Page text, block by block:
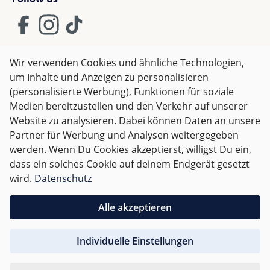
AGB Impressum
Datenschutz
Widerrufsrecht
Alle Preise inkl. gesetzl. Mehrwertsteuer zzgl.Versandkosten
und ggf. Nachnahmegebühren, wenn nicht anders
angegeben.
Für Österreich sind Bestellungen ab 50,- EUR
versandkostenfrei.
Für andere Länder wird nachGewicht abgerechnet
Wir verwenden Cookies und ähnliche Technologien,
um Inhalte und Anzeigen zu personalisieren
(personalisierte Werbung), Funktionen für soziale
Medien bereitzustellen und den Verkehr auf unserer
Website zu analysieren. Dabei können Daten an unsere
Partner für Werbung und Analysen weitergegeben
werden. Wenn Du Cookies akzeptierst, willigst Du ein,
dass ein solches Cookie auf deinem Endgerät gesetzt
wird. Datenschutz
Individuelle Einstellungen
Alle akzeptieren